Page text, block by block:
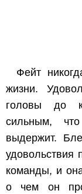
Фейт
жизни.
головы до
сильным,
выдержит.
удовольствия
команды, и
о чем он